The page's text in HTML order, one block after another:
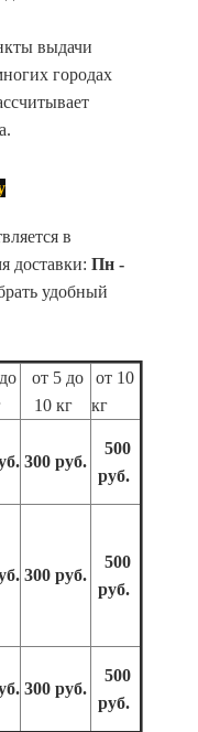
выдачи
городах
в
доставки: Пн -
удобный
от 5 до
10 кг
от 10
кг
300 руб.
500
руб.
300 руб.
500
руб.
300 руб.
500
руб.